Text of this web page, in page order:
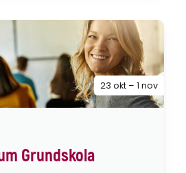
Grundskola
23 okt – 1 nov